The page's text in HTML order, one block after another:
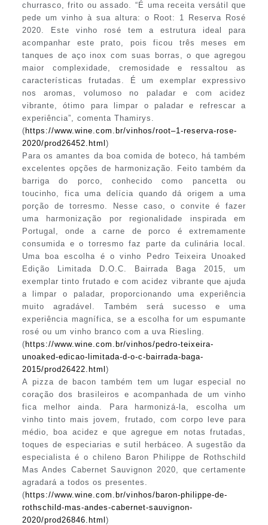
churrasco, frito ou assado. “É uma receita versátil que
pede um vinho à sua altura: o Root: 1 Reserva Rosé
2020. Este vinho rosé tem a estrutura ideal para
acompanhar este prato, pois ficou três meses em
tanques de aço inox com suas borras, o que agregou
maior complexidade, cremosidade e ressaltou as
características frutadas. É um exemplar expressivo
nos aromas, volumoso no paladar e com acidez
vibrante, ótimo para limpar o paladar e refrescar a
experiência”, comenta Thamirys.
( https://www.wine.com.br/vinhos/root–1-reserva-rose-
2020/prod26452.html )
Para os amantes da boa comida de boteco, há também
excelentes opções de harmonização. Feito também da
barriga do porco, conhecido como pancetta ou
toucinho, fica uma delícia quando dá origem a uma
porção de torresmo. Nesse caso, o convite é fazer
uma harmonização por regionalidade inspirada em
Portugal, onde a carne de porco é extremamente
consumida e o torresmo faz parte da culinária local.
Uma boa escolha é o vinho Pedro Teixeira Unoaked
Edição Limitada D.O.C. Bairrada Baga 2015, um
exemplar tinto frutado e com acidez vibrante que ajuda
a limpar o paladar, proporcionando uma experiência
muito agradável. Também será sucesso e uma
experiência magnífica, se a escolha for um espumante
rosé ou um vinho branco com a uva Riesling.
( https://www.wine.com.br/vinhos/pedro-teixeira-
unoaked-edicao-limitada-d-o-c-bairrada-baga-
2015/prod26422.html )
A pizza de bacon também tem um lugar especial no
coração dos brasileiros e acompanhada de um vinho
fica melhor ainda. Para harmonizá-la, escolha um
vinho tinto mais jovem, frutado, com corpo leve para
médio, boa acidez e que agregue em notas frutadas,
toques de especiarias e sutil herbáceo. A sugestão da
especialista é o chileno Baron Philippe de Rothschild
Mas Andes Cabernet Sauvignon 2020, que certamente
agradará a todos os presentes.
( https://www.wine.com.br/vinhos/baron-philippe-de-
rothschild-mas-andes-cabernet-sauvignon-
2020/prod26846.html )